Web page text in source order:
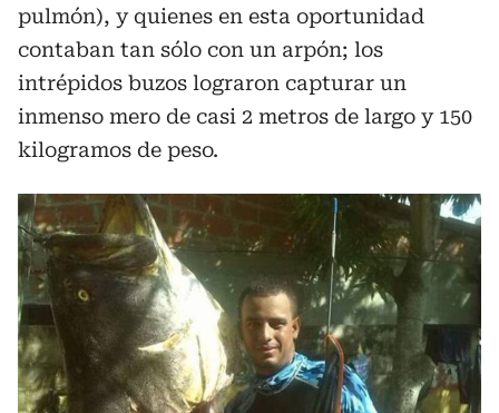
pulmón), y quienes en esta oportunidad
contaban tan sólo con un arpón; los
intrépidos buzos lograron capturar un
inmenso mero de casi 2 metros de largo y 150
kilogramos de peso.